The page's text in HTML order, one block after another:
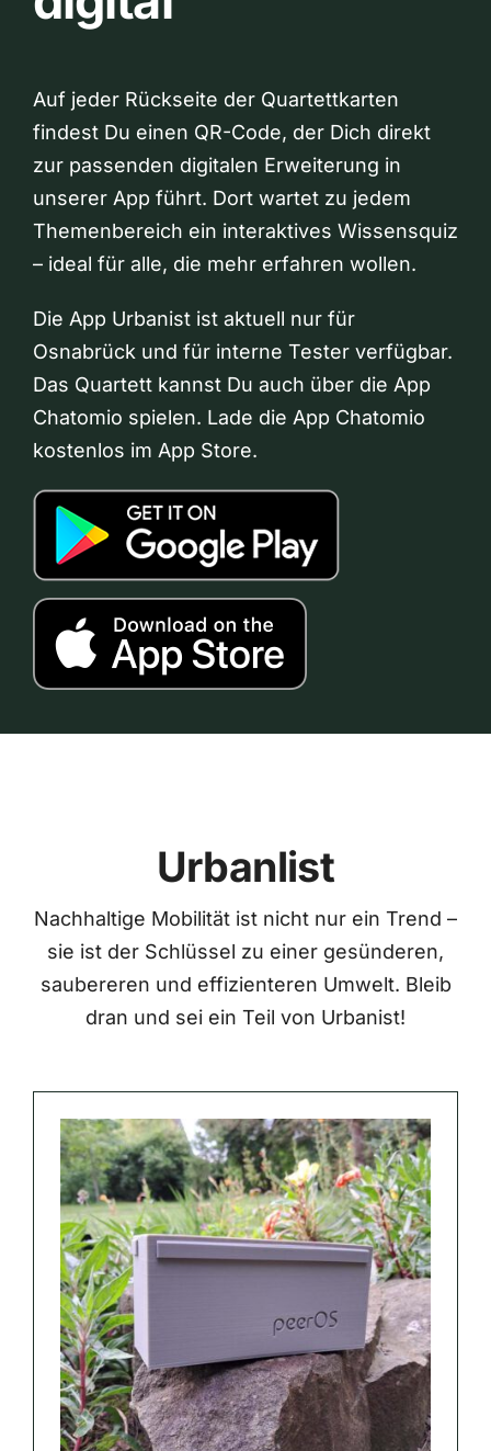
Auf jeder Rückseite der Quartettkarten
findest Du einen QR-Code, der Dich direkt
zur passenden digitalen Erweiterung in
unserer App führt. Dort wartet zu jedem
Themenbereich ein interaktives Wissensquiz
– ideal für alle, die mehr erfahren wollen.
Die App Urbanist ist aktuell nur für
Osnabrück und für interne Tester verfügbar.
Das Quartett kannst Du auch über die App
Chatomio spielen. Lade die App Chatomio
kostenlos im App Store.
Urbanlist
Nachhaltige Mobilität ist nicht nur ein Trend –
sie ist der Schlüssel zu einer gesünderen,
saubereren und effizienteren Umwelt. Bleib
dran und sei ein Teil von Urbanist!